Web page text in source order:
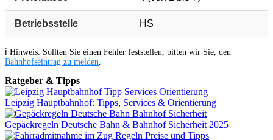
Betriebsstelle HS
ℹ️ Hinweis: Sollten Sie einen Fehler feststellen, bitten wir Sie, den
Bahnhofseintrag zu melden
Ratgeber & Tipps
Leipzig Hauptbahnhof: Tipps, Services & Orientierung
Gepäckregeln Deutsche Bahn & Bahnhof Sicherheit 2025